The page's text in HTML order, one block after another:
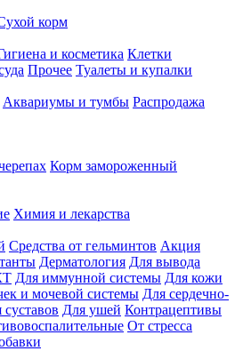
корм
и косметика Клетки
Прочее Туалеты и купалки
Аквариумы и тумбы Распродажа
Корм замороженный
Химия и лекарства
Средства от гельминтов Акция
Дерматология Для вывода
Для иммунной системы Для кожи
и мочевой системы Для сердечно-
суставов Для ушей Контрацептивы
От стресса